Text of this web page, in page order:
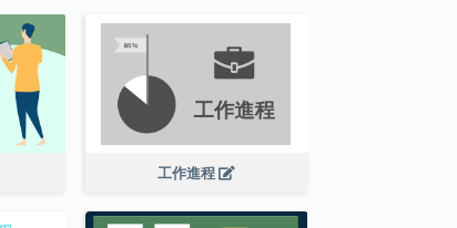
工作進程